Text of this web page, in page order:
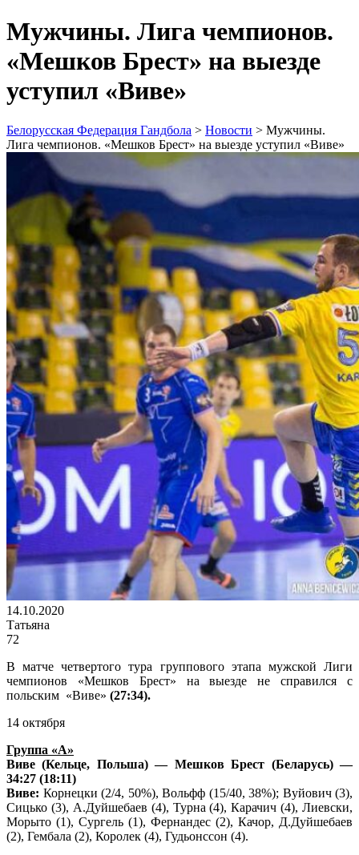
Мужчины. Лига чемпионов.
«Мешков Брест» на выезде
уступил «Виве»
Белорусская Федерация Гандбола > Новости > Мужчины.
Лига чемпионов. «Мешков Брест» на выезде уступил «Виве»
14.10.2020
Татьяна
72
В матче четвертого тура группового этапа мужской Лиги
чемпионов «Мешков Брест» на выезде не справился с
польским «Виве» (27:34).
14 октября
Группа «А»
Виве (Кельце, Польша) — Мешков Брест (Беларусь) —
34:27 (18:11)
Виве: Корнецки (2/4, 50%), Вольфф (15/40, 38%); Вуйович (3),
Сицько (3), А.Дуйшебаев (4), Турна (4), Карачич (4), Лиевски,
Морыто (1), Сургель (1), Фернандес (2), Качор, Д.Дуйшебаев
(2), Гембала (2), Королек (4), Гудьонссон (4).